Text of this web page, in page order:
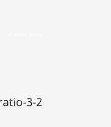
© Arthur Gorny